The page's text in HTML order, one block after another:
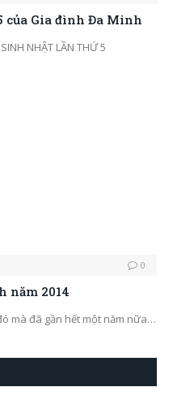
Gia đình Đa Minh
NHẬT LẦN THỨ 5
0
năm 2014
mà đã gần hết một năm nữa…